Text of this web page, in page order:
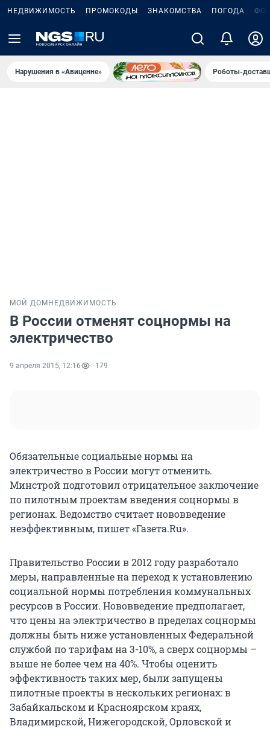
НЕДВИЖИМОСТЬ ПРОМОКОДЫ ЗНАКОМСТВА ПОГОДА
Нарушения в «Авиценне» Роботы-
МОЙ ДОМ НЕДВИЖИМОСТЬ
В России отменят соцнормы на
электричество
9 апреля 2015, 12:16 179
Обязательные социальные нормы на
электричество в России могут отменить.
Минстрой подготовил отрицательное заключение
по пилотным проектам введения соцнормы в
регионах. Ведомство считает нововведение
неэффективным, пишет «Газета.Ru».
Правительство России в 2012 году разработало
меры, направленные на переход к установлению
социальной нормы потребления коммунальных
ресурсов в России. Нововведение предполагает,
что цены на электричество в пределах соцнормы
должны быть ниже установленных Федеральной
службой по тарифам на 3-10%, а сверх соцнормы –
выше не более чем на 40%. Чтобы оценить
эффективность таких мер, были запущены
пилотные проекты в нескольких регионах: в
Забайкальском и Красноярском краях,
Владимирской, Нижегородской, Орловской и